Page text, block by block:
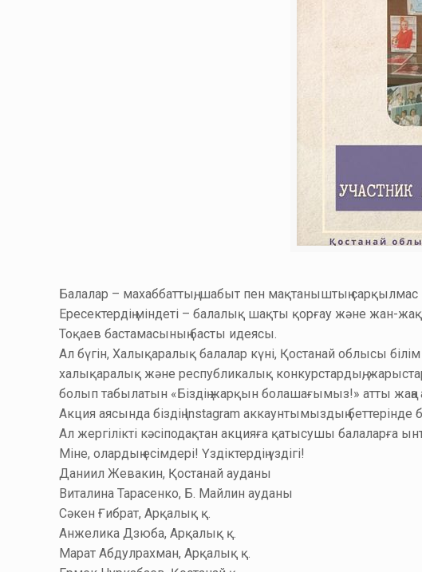
Балалар – махаббаттың, шабыт пен мақтаныштың сарқылмас
Ересектердің міндеті – балалық шақты қорғау және
Тоқаев бастамасының басты идеясы.
Ал бүгін, Халықаралық балалар күні, Қостанай облысы
халықаралық және республикалық конкурстардың,
болып табылатын «Біздің жарқын болашағымыз!» атты
Акция аясында біздің Instagram аккаунтымыздың
Ал жергілікті кәсіподақтан акцияға қатысушы
Міне, олардың есімдері! Үздіктердің үздігі!
Даниил Жевакин, Қостанай ауданы
Виталина Тарасенко, Б. Майлин ауданы
Сәкен Ғибрат, Арқалық қ.
Анжелика Дзюба, Арқалық қ.
Марат Абдулрахман, Арқалық қ.